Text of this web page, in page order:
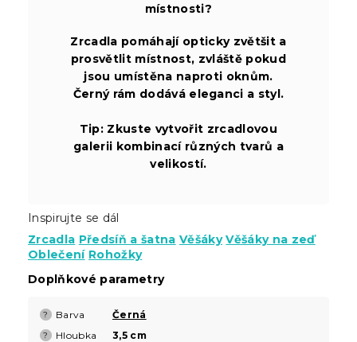
místnosti?
Zrcadla pomáhají opticky zvětšit a
prosvětlit místnost, zvláště pokud
jsou umístěna naproti oknům.
Černý rám dodává eleganci a styl.
Tip: Zkuste vytvořit zrcadlovou
galerii kombinací různých tvarů a
velikostí.
Inspirujte se dál
Zrcadla Předsíň a šatna Věšáky Věšáky na zeď
Oblečení Rohožky
Doplňkové parametry
? Barva Černá
? Hloubka 3,5 cm